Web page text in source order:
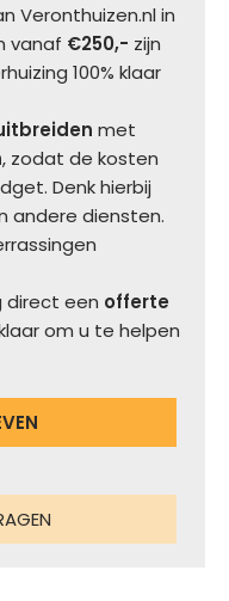
Veronthuizen.nl in
vanaf €250,- zijn
100% klaar
met
, zodat de kosten
Denk hierbij
andere diensten.
direct een offerte
om u te helpen